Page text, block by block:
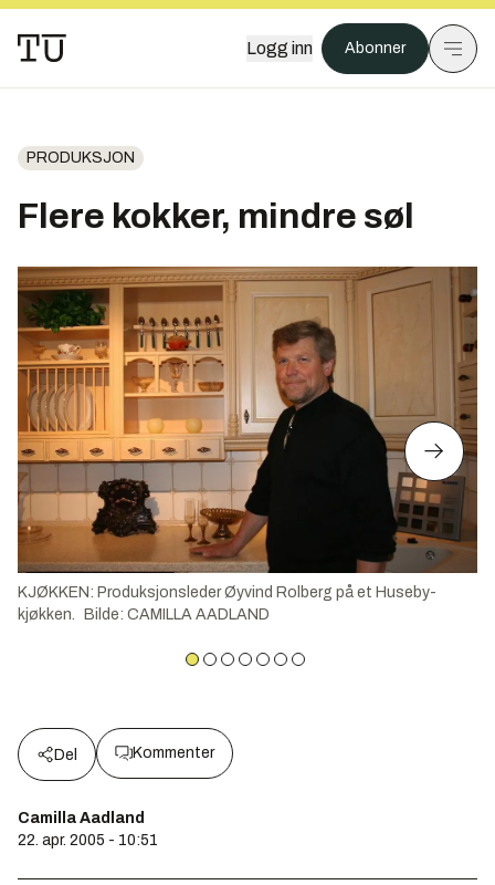
Logg inn Abonner
PRODUKSJON
Flere kokker, mindre søl
KJØKKEN: Produksjonsleder Øyvind Rolberg på et Huseby-
kjøkken.
Bilde: CAMILLA AADLAND
Del Kommenter
Camilla Aadland
22. apr. 2005 - 10:51